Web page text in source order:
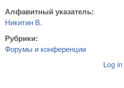
Алфавитный указатель:
Никитин В.
Рубрики:
Форумы и конференции
Log in